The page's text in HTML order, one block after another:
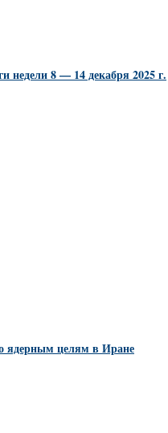
недели 8 — 14 декабря 2025 г.
ядерным целям в Иране